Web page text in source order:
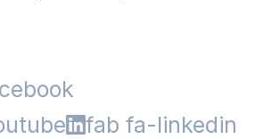
fab fa-linkedin